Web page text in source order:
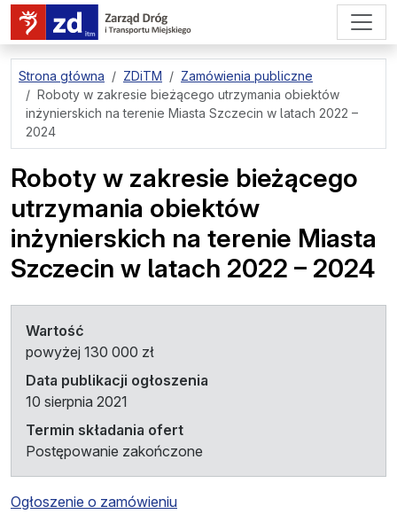
przejdź do treści strony
Strona główna ZDiTM
Zamówienia publiczne
Roboty w zakresie bieżącego utrzymania obiektów
inżynierskich na terenie Miasta Szczecin w latach 2022 –
2024
Roboty w zakresie bieżącego
utrzymania obiektów
inżynierskich na terenie Miasta
Szczecin w latach 2022 – 2024
Wartość
powyżej 130 000 zł
Data publikacji ogłoszenia
10 sierpnia 2021
Termin składania ofert
Postępowanie zakończone
Ogłoszenie o zamówieniu